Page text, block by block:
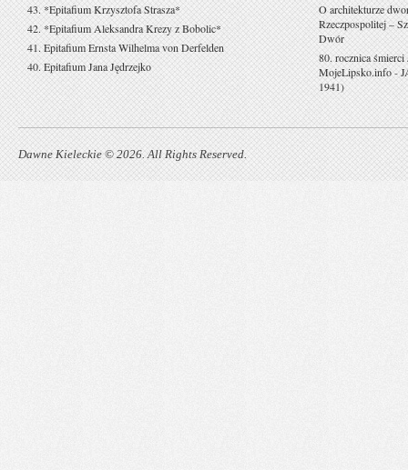
43. *Epitafium Krzysztofa Strasza*
42. *Epitafium Aleksandra Krezy z Bobolic*
41. Epitafium Ernsta Wilhelma von Derfelden
40. Epitafium Jana Jędrzejko
O architekturze
Rzeczpospolitej –
Dwór
80. rocznica
MojeLipsko.info-
1941)
Dawne Kieleckie © 2026. All Rights Reserved.